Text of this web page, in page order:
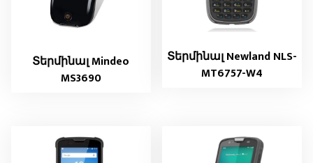
Տերմինալ Mindeo
MS3690
Տերմինալ Newland NLS-
MT6757-W4